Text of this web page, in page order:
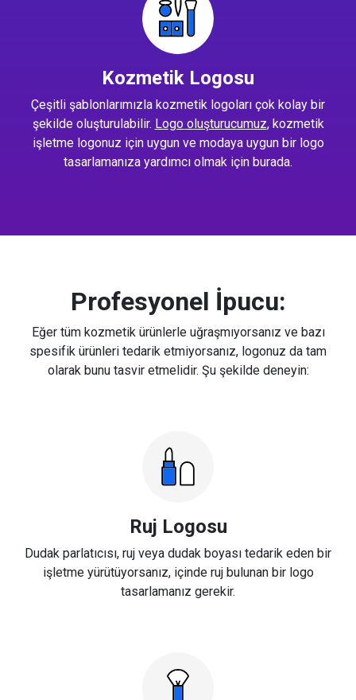
Kozmetik Logosu
Çeşitli şablonlarımızla kozmetik logoları çok kolay bir
şekilde oluşturulabilir. Logo oluşturucumuz, kozmetik
işletme logonuz için uygun ve modaya uygun bir logo
tasarlamanıza yardımcı olmak için burada.
Profesyonel İpucu:
Eğer tüm kozmetik ürünlerle uğraşmıyorsanız ve bazı
spesifik ürünleri tedarik etmiyorsanız, logonuz da tam
olarak bunu tasvir etmelidir. Şu şekilde deneyin:
Ruj Logosu
Dudak parlatıcısı, ruj veya dudak boyası tedarik eden bir
işletme yürütüyorsanız, içinde ruj bulunan bir logo
tasarlamanız gerekir.